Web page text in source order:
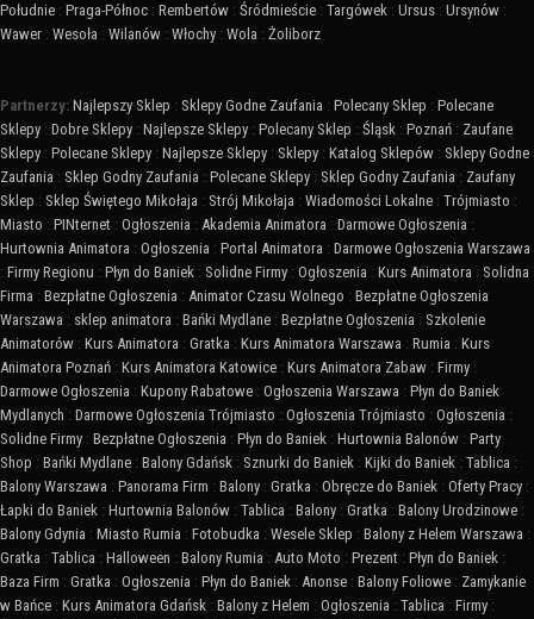
Południe : Praga-Północ : Rembertów : Śródmieście : Targówek : Ursus : Ursynów :
Wawer : Wesoła : Wilanów : Włochy : Wola : Żoliborz
Partnerzy: Najlepszy Sklep : Sklepy Godne Zaufania : Polecany Sklep : Polecane
Sklepy : Dobre Sklepy : Najlepsze Sklepy : Polecany Sklep : Śląsk : Poznań : Zaufane
Sklepy : Polecane Sklepy : Najlepsze Sklepy : Sklepy : Katalog Sklepów : Sklepy Godne
Zaufania : Sklep Godny Zaufania : Polecane Sklepy : Sklep Godny Zaufania : Zaufany
Sklep : Sklep Świętego Mikołaja : Strój Mikołaja : Wiadomości Lokalne : Trójmiasto :
Miasto : PINternet : Ogłoszenia : Akademia Animatora : Darmowe Ogłoszenia :
Hurtownia Animatora : Ogłoszenia : Portal Animatora : Darmowe Ogłoszenia Warszawa
: Firmy Regionu : Płyn do Baniek : Solidne Firmy : Ogłoszenia : Kurs Animatora : Solidna
Firma : Bezpłatne Ogłoszenia : Animator Czasu Wolnego : Bezpłatne Ogłoszenia
Warszawa : sklep animatora : Bańki Mydlane : Bezpłatne Ogłoszenia : Szkolenie
Animatorów : Kurs Animatora : Gratka : Kurs Animatora Warszawa : Rumia : Kurs
Animatora Poznań : Kurs Animatora Katowice : Kurs Animatora Zabaw : Firmy :
Darmowe Ogłoszenia : Kupony Rabatowe : Ogłoszenia Warszawa : Płyn do Baniek
Mydlanych : Darmowe Ogłoszenia Trójmiasto : Ogłoszenia Trójmiasto : Ogłoszenia :
Solidne Firmy : Bezpłatne Ogłoszenia : Płyn do Baniek : Hurtownia Balonów : Party
Shop : Bańki Mydlane : Balony Gdańsk : Sznurki do Baniek : Kijki do Baniek : Tablica :
Balony Warszawa : Panorama Firm : Balony : Gratka : Obręcze do Baniek : Oferty Pracy :
Łapki do Baniek : Hurtownia Balonów : Tablica : Balony : Gratka : Balony Urodzinowe :
Balony Gdynia : Miasto Rumia : Fotobudka : Wesele Sklep : Balony z Helem Warszawa :
Gratka : Tablica : Halloween : Balony Rumia : Auto Moto : Prezent : Płyn do Baniek :
Baza Firm : Gratka : Ogłoszenia : Płyn do Baniek : Anonse : Balony Foliowe : Zamykanie
w Bańce : Kurs Animatora Gdańsk : Balony z Helem : Ogłoszenia : Tablica : Firmy :